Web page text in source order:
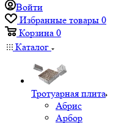
Войти
Избранные товары 0
Корзина 0
Каталог
Тротуарная плита
Абрис
Арбор